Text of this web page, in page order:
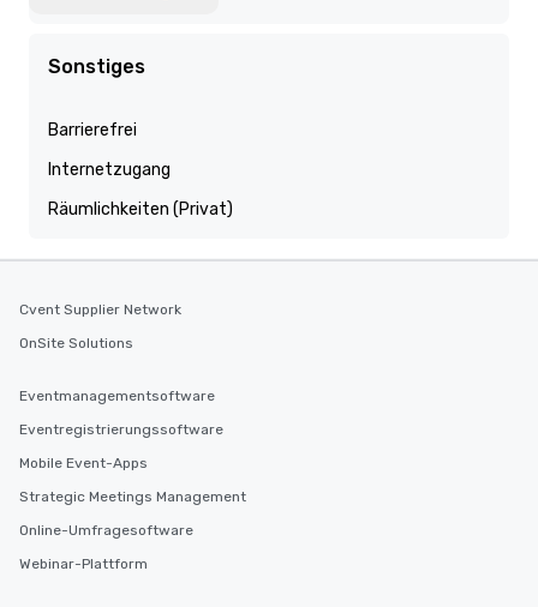
Sonstiges
Barrierefrei
Internetzugang
Räumlichkeiten (Privat)
Cvent Supplier Network
OnSite Solutions
Eventmanagementsoftware
Eventregistrierungssoftware
Mobile Event-Apps
Strategic Meetings Management
Online-Umfragesoftware
Webinar-Plattform